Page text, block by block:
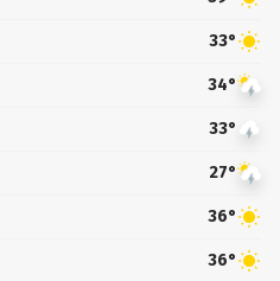
33°
34°
33°
27°
36°
36°